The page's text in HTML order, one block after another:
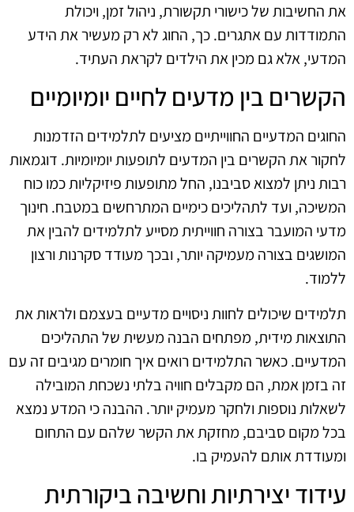
את החשיבות של כישורי תקשורת, ניהול זמן, ויכולת
התמודדות עם אתגרים. כך, החוג לא רק מעשיר את הידע
המדעי, אלא גם מכין את הילדים לקראת העתיד.
הקשרים בין מדעים לחיים יומיומיים
החוגים המדעיים החווייתיים מציעים לתלמידים הזדמנות
לחקור את הקשרים בין המדעים לתופעות יומיומיות. דוגמאות
רבות ניתן למצוא סביבנו, החל מתופעות פיזיקליות כמו כוח
המשיכה, ועד לתהליכים כימיים המתרחשים במטבח. חינוך
מדעי המועבר בצורה חווייתית מסייע לתלמידים להבין את
המושגים בצורה מעמיקה יותר, ובכך מעודד סקרנות ורצון
ללמוד.
תלמידים שיכולים לחוות ניסויים מדעיים בעצמם ולראות את
התוצאות מידית, מפתחים הבנה מעשית של התהליכים
המדעיים. כאשר התלמידים רואים איך חומרים מגיבים זה עם
זה בזמן אמת, הם מקבלים חוויה בלתי נשכחת המובילה
לשאלות נוספות ולחקר מעמיק יותר. ההבנה כי המדע נמצא
בכל מקום סביבם, מחזקת את הקשר שלהם עם התחום
ומעודדת אותם להעמיק בו.
עידוד יצירתיות וחשיבה ביקורתית